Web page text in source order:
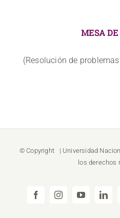
MESA
(Resolución de
© Copyright | Universidad
los derechos
FacebookInstagramYouTube